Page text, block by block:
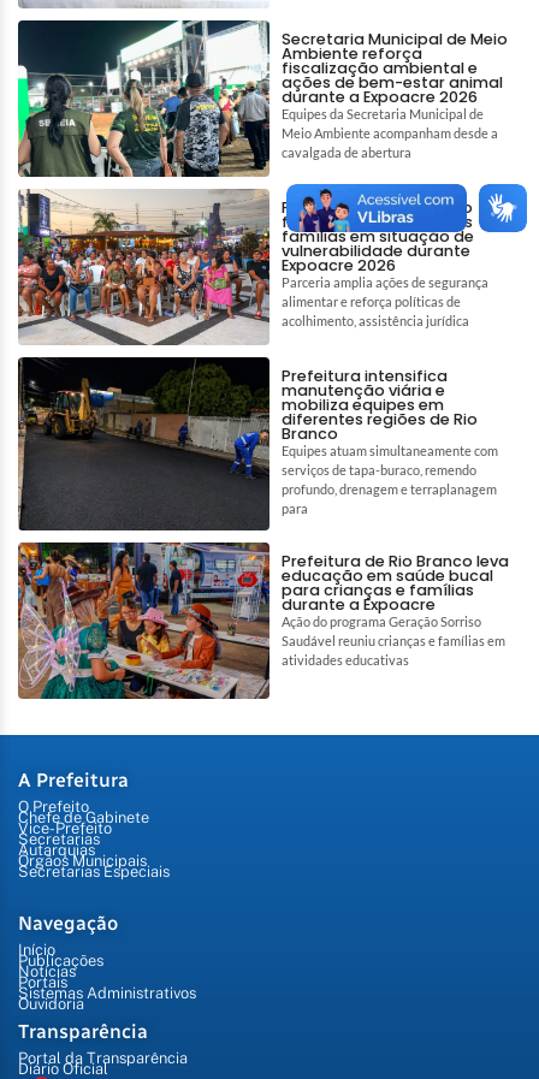
Secretaria Municipal de Meio
Ambiente reforça
fiscalização ambiental e
ações de bem-estar animal
durante a Expoacre 2026
Equipes da Secretaria Municipal de
Meio Ambiente acompanham desde a
cavalgada de abertura
Prefeitura de Rio Branco
fortalece assistência às
famílias em situação de
vulnerabilidade durante
Expoacre 2026
Parceria amplia ações de segurança
alimentar e reforça políticas de
acolhimento, assistência jurídica
Prefeitura intensifica
manutenção viária e
mobiliza equipes em
diferentes regiões de Rio
Branco
Equipes atuam simultaneamente com
serviços de tapa-buraco, remendo
profundo, drenagem e terraplanagem
para
Prefeitura de Rio Branco leva
educação em saúde bucal
para crianças e famílias
durante a Expoacre
Ação do programa Geração Sorriso
Saudável reuniu crianças e famílias em
atividades educativas
A Prefeitura
O Prefeito
Chefe de Gabinete
Vice-Prefeito
Secretarias
Autarquias
Órgãos Municipais
Secretarias Especiais
Navegação
Início
Publicações
Notícias
Portais
Sistemas Administrativos
Ouvidoria
Transparência
Portal da Transparência
Diário Oficial